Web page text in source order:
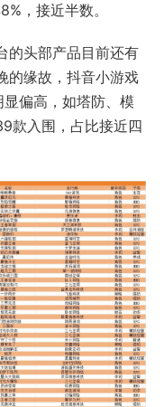
，接近半数。
的头部产品目前还有
的缘故，抖音小游戏
偏高，如塔防、模
款入围，占比接近四